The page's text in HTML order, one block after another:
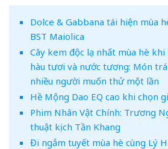
Dolce & Gabbana tái hiện mùa
BST Maiolica
Cây kem độc lạ nhất mùa hè
hàu tươi và nước tương: Món
nhiều người muốn thử một lần
Hề Mộng Dao EQ cao khi chọn
Phim Nhân Vật Chính: Trương
thuật kịch Tần Khang
Đi ngắm tuyết mùa hè cùng Lý